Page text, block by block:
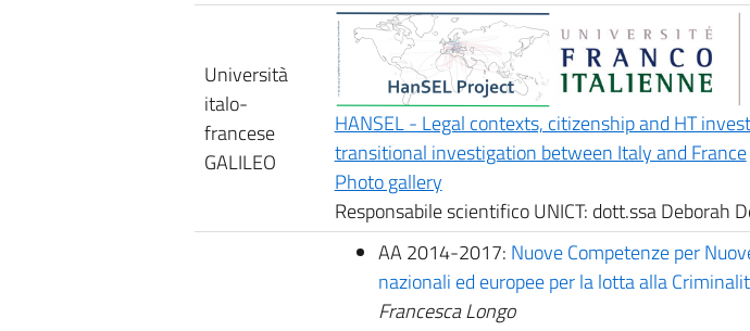
Università
italo-
francese
GALILEO
HANSEL - Legal contexts, citizenship and HT
transitional investigation between Italy and France
Photo gallery
Responsabile scientifico UNICT: dott.ssa Deborah
AA 2014-2017: Nuove Competenze per
nazionali ed europee per la lotta alla
Francesca Longo